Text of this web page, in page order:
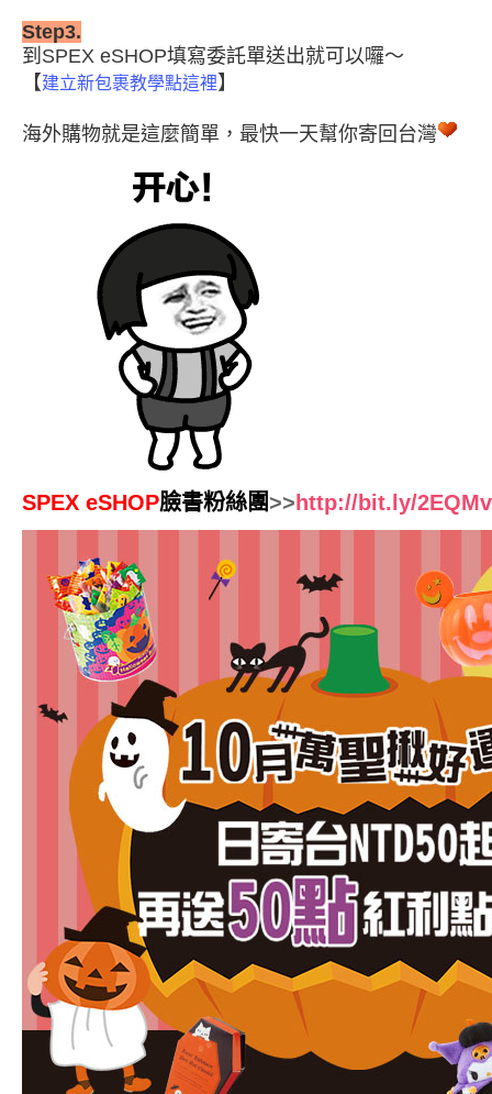
Step3.
到 SPEX eSHOP填寫委託單送出就可以囉～
【建立新包裹教學點這裡】
海外購物就是這麼簡單，最快一天幫你寄回台灣
SPEX eSHOP臉書粉絲團>> http://bit.ly/